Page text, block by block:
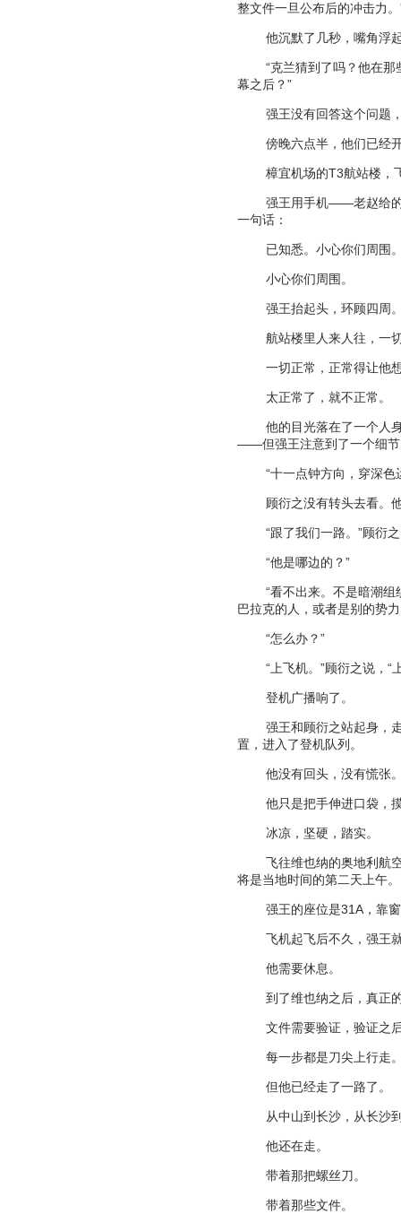
整文件一旦公布后的冲击力。
他沉默了几秒，嘴角浮
“克兰猜到了吗？他在那
幕之后？”
强王没有回答这个问题
傍晚六点半，他们已经
樟宜机场的T3航站楼，
强王用手机——老赵给
一句话：
已知悉。小心你们周围
小心你们周围。
强王抬起头，环顾四周
航站楼里人来人往，一
一切正常，正常得让他
太正常了，就不正常。
他的目光落在了一个人
——但强王注意到了一个细
“十一点钟方向，穿深色
顾衍之没有转头去看。
“跟了我们一路。 ”顾衍
“他是哪边的？”
“看不出来。不是暗潮组
巴拉克的人，或者是别的势
“怎么办？”
“ 上飞机。 ”顾衍之说， “
登机广播响了。
强王和顾衍之站起身，
置，进入了登机队列。
他没有回头，没有慌张
他只是把手伸进口袋，
冰凉，坚硬，踏实。
飞往维也纳的奥地利航
将是当地时间的第二天上午。
强王的座位是31A ，靠
飞机起飞后不久，强王
他需要休息。
到了维也纳之后，真正
文件需要验证，验证之
每一步都是刀尖上行走
但他已经走了一路了。
从中山到长沙，从长沙
他还在走。
带着那把螺丝刀。
带着那些文件。